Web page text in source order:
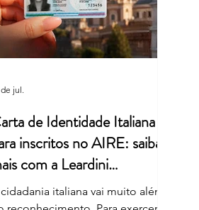
de Identidade Italiana
inscritos no AIRE: saiba
com a Leardini
italiana vai muito além
de jul.